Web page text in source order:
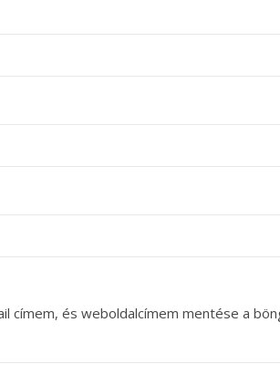
címem, és weboldalcímem mentése a